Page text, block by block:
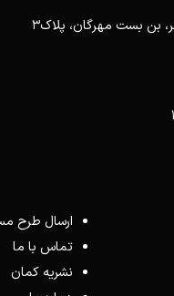
بن بست مهرگان، پلاک3
ارسال طرح
تماس با ما
نشریه کمان